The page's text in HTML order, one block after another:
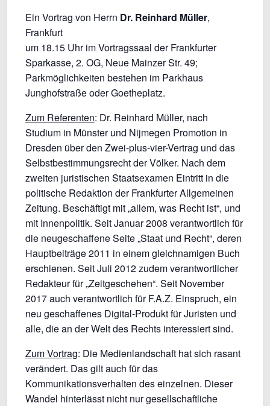
Ein Vortrag von Herrn Dr. Reinhard Müller,
Frankfurt
um 18.15 Uhr im Vortragssaal der Frankfurter
Sparkasse, 2. OG, Neue Mainzer Str. 49;
Parkmöglichkeiten bestehen im Parkhaus
Junghofstraße oder Goetheplatz.
Zum Referenten: Dr. Reinhard Müller, nach
Studium in Münster und Nijmegen Promotion in
Dresden über den Zwei-plus-vier-Vertrag und das
Selbstbestimmungsrecht der Völker. Nach dem
zweiten juristischen Staatsexamen Eintritt in die
politische Redaktion der Frankfurter Allgemeinen
Zeitung. Beschäftigt mit „allem, was Recht ist“, und
mit Innenpolitik. Seit Januar 2008 verantwortlich für
die neugeschaffene Seite „Staat und Recht“, deren
Hauptbeiträge 2011 in einem gleichnamigen Buch
erschienen. Seit Juli 2012 zudem verantwortlicher
Redakteur für „Zeitgeschehen“. Seit November
2017 auch verantwortlich für F.A.Z. Einspruch, ein
neu geschaffenes Digital-Produkt für Juristen und
alle, die an der Welt des Rechts interessiert sind.
Zum Vortrag: Die Medienlandschaft hat sich rasant
verändert. Das gilt auch für das
Kommunikationsverhalten des einzelnen. Dieser
Wandel hinterlässt nicht nur gesellschaftliche